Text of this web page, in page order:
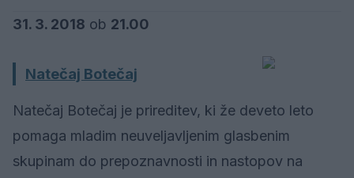
31. 3. 2018 ob 21.00
Natečaj Botečaj
Natečaj Botečaj je prireditev, ki že deveto leto
pomaga mladim neuveljavljenim glasbenim
skupinam do prepoznavnosti in nastopov na